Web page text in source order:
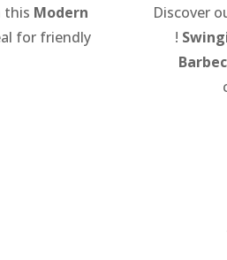
this Modern
for friendly
Discover
!